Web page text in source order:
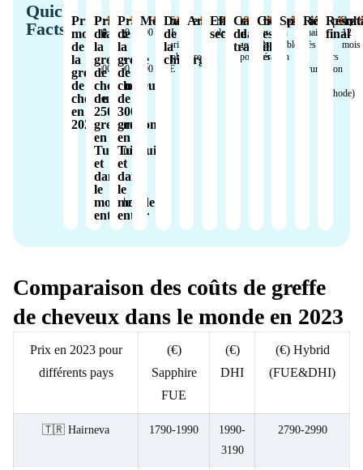
Quick
Facts Prix
mondiaux
de
la
greffe
de
cheveux
en
2023
2000
18000
Prix
de
la
greffe
de
cheveux
de
2500
greffons
en
Turquie
et
dans
le
monde
entier
1790
2500
Prix
de
la
greffe
de
cheveux
de
3000
greffons
en
Turquie
et
dans
le
monde
entier
1500
5000
Méthodes
FUE,
DHI,
Hybrid,
Sapphire
FUE
Durée
de
la
chirurgie
heures
Anesthésie
Anesthésie
locale
Effets
secondaires
Gonflement
rougeur
temporaires
Capable
de
travailler
10
jours
après
l'opération
Cicatrisation
Généralement
non
visible
Sport
semaines
après
chirurgie
jours
(selon
méthode)
final
12
mois
Comparaison des coûts de greffe
de cheveux dans le monde en 2023
Prix en 2023 pour
différents pays
(€)
Sapphire
FUE
(€)
DHI
(€) Hybrid
(FUE&DHI)
🇹🇷 Hairneva 1790-1990
1990-
3190
2790-2990